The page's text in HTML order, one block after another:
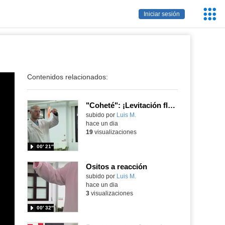
Iniciar sesión
Contenidos relacionados:
"Coheté": ¡Levitación flamígera!
Contenido educativo.
subido por Luis M.
00′ 21″
hace un dia
19visualizaciones
Ositos a reacción
Contenido educativo.
subido por Luis M.
00′ 32″
hace un dia
3visualizaciones